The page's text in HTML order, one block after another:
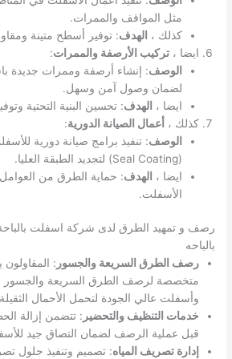
مثل المواقف والممرات.
كذلك ، الهدف: توفير أسطح متينة
ايضا ،تركيب الأرصفة والممرات:
الوصف: إنشاء أرصفة وممرات جديدة
لضمان وصول آمن وسهل.
ايضا ، الهدف: تحسين البنية التحتية
كذلك ، أعمال الصيانة الدورية:
الوصف: تنفيذ برامج صيانة دورية
(Seal Coating) لتجديد الطبقة العليا.
ايضا ، الهدف: حماية الطرق من العوامل
الأسفلت.
رصف و تمهيد الطرق لدى شركة اسفلت
بالباحه
رصف الطرق السريعة والجسور :
متخصصة لرصف الطرق السريعة والجسور
وأسفلت عالي الجودة لتحمل الأحمال
خدمات التنظيف والتحضير : تتضمن إزالة
قبل عملية الرصف لضمان التصاق جيد
إدارة تصريف المياه: تصميم وتنفيذ حلول